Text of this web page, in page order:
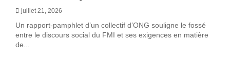
juillet 21, 2026
Un rapport-pamphlet d’un collectif d’ONG souligne le fossé
entre le discours social du FMI et ses exigences en matière
de...